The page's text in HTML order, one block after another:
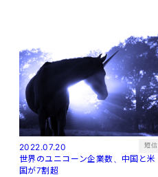
2022.07.20 短信
世界のユニコーン企業数、中国と米
国が7割超